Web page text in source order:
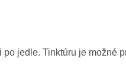
jedle. Tinktúru je možné